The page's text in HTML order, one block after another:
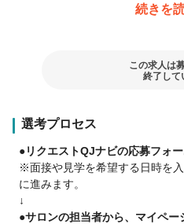
・みんなで店舗目標を目指すか
・カット・カラー・パーマ・ブロ
・自分の強みを伸ばせる環境。
・毎日バランス良く施術できる。
☑︎全国に店舗展開
・結婚・転勤に合わせて柔軟に異
続きを
この求人は
終了して
選考プロセス
●リクエストQJナビの応募フォ
※面接や見学を希望する日時を
に進みます。
↓
●サロンの担当者から、マイペ